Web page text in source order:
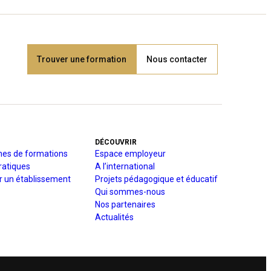
Trouver une formation Nous contacter
de formations
un établissement
DÉCOUVRIR
Espace employeur
A l’international
Projets pédagogique et éducatif
Qui sommes-nous
Nos partenaires
Actualités